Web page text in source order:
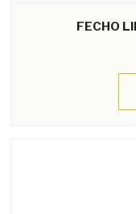
FECHO